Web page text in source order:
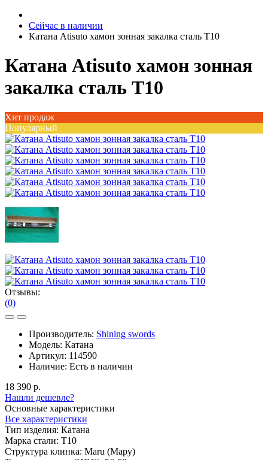
Сейчас в наличии
Катана Atisuto хамон зонная закалка сталь T10
Катана Atisuto хамон зонная
закалка сталь T10
Хит продаж
Популярный
Отзывы:
(0)
Производитель: Shining swords
Модель: Катана
Артикул: 114590
Наличие: Есть в наличии
18 390 р.
Нашли дешевле?
Основные характеристики
Все характеристики
Тип изделия: Катана
Марка стали: T10
Структура клинка: Maru (Мару)